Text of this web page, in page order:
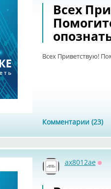
Всех
Всех Приветствую!
Комментарии (23)
ax8012ae